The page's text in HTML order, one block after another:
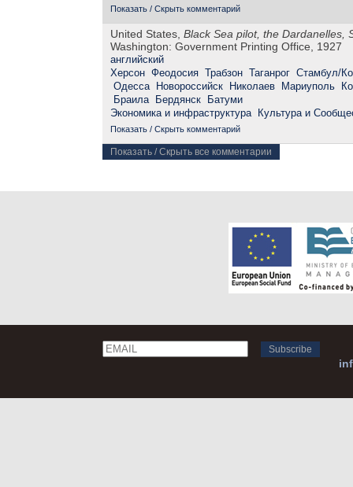
Показать / Скрыть комментарий
United States, Black Sea pilot, the Dardanelles,
Washington: Government Printing Office, 1927
английский
Херсон Феодосия Трабзон Таганрог Стамбул/
Одесса
Новороссийск Николаев Мариуполь
Браила
Бердянск
Батуми
Экономика и инфраструктура
Культура и
Показать / Скрыть комментарий
Показать / Скрыть все комментарии
Email
Name